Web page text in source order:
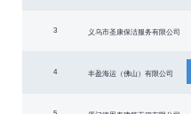
3 义乌市圣康保洁服务有限公司
4 丰盈海运（佛山）有限公司